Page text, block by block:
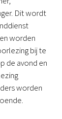
Dit wordt
worden
bij te
de avond en
worden